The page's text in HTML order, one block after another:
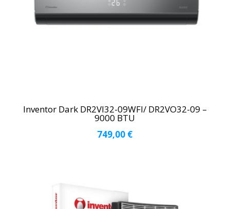
Inventor Dark DR2VI32-09WFI/ DR2VO32-09 –
9000 BTU
749,00 €